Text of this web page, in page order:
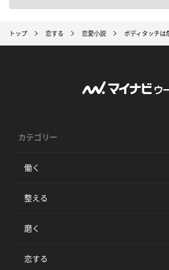
トップ 恋する 恋愛小説 ボディタッチ
カテゴリー
働く
整える
磨く
恋する